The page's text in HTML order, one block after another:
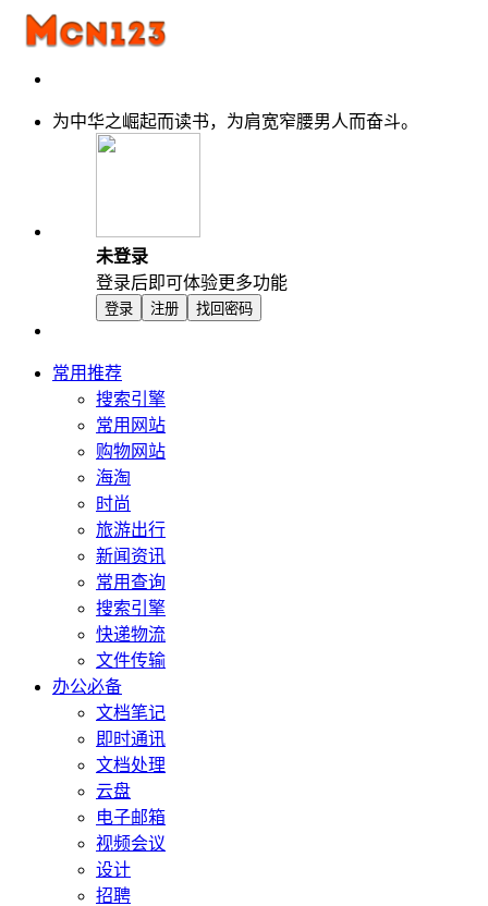
为中华之崛起而读书，为肩宽窄腰男人而奋斗。
未登录
登录后即可体验更多功能
登录 注册 找回密码
常用推荐
搜索引擎
常用网站
购物网站
海淘
时尚
旅游出行
新闻资讯
常用查询
搜索引擎
快递物流
文件传输
办公必备
文档笔记
即时通讯
文档处理
云盘
电子邮箱
视频会议
设计
招聘